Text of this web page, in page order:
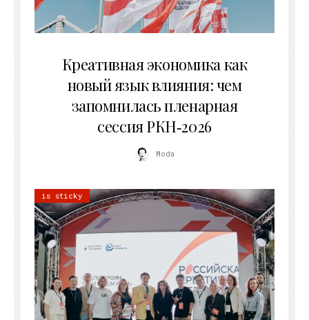
Креативная экономика как
новый язык влияния: чем
запомнилась пленарная
сессия РКН‑2026
Moda
is sticky